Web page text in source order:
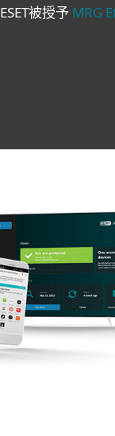
ESET被授予 MRG